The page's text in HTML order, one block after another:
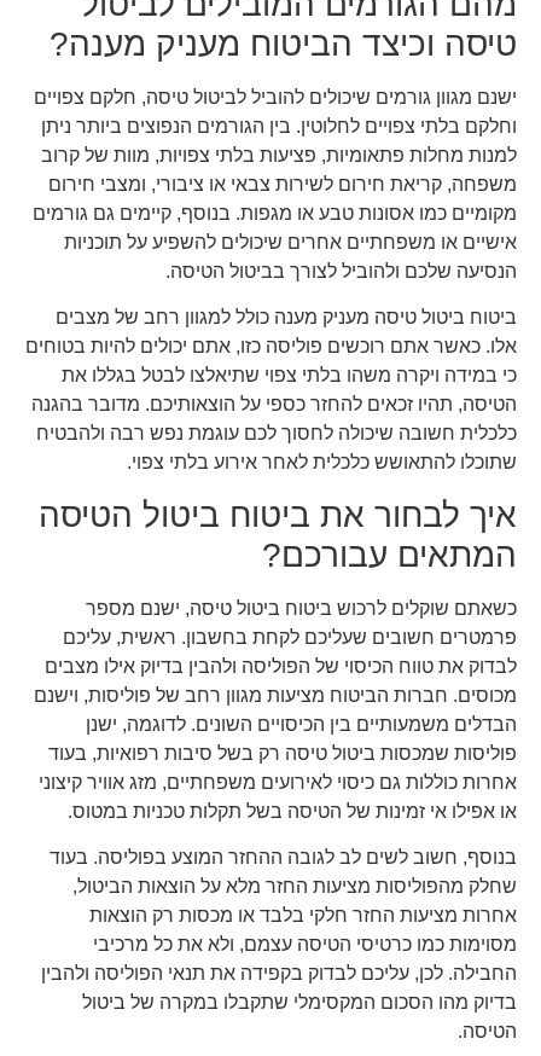
טיסה וכיצד הביטוח מעניק מענה?
ישנם מגוון גורמים שיכולים להוביל לביטול טיסה, חלקם צפויים
וחלקם בלתי צפויים לחלוטין. בין הגורמים הנפוצים ביותר ניתן
למנות מחלות פתאומיות, פציעות בלתי צפויות, מוות של קרוב
משפחה, קריאת חירום לשירות צבאי או ציבורי, ומצבי חירום
מקומיים כמו אסונות טבע או מגפות. בנוסף, קיימים גם גורמים
אישיים או משפחתיים אחרים שיכולים להשפיע על תוכניות
הנסיעה שלכם ולהוביל לצורך בביטול הטיסה.
ביטוח ביטול טיסה מעניק מענה כולל למגוון רחב של מצבים
אלו. כאשר אתם רוכשים פוליסה כזו, אתם יכולים להיות בטוחים
כי במידה ויקרה משהו בלתי צפוי שתיאלצו לבטל בגללו את
הטיסה, תהיו זכאים להחזר כספי על הוצאותיכם. מדובר בהגנה
כלכלית חשובה שיכולה לחסוך לכם עוגמת נפש רבה ולהבטיח
שתוכלו להתאושש כלכלית לאחר אירוע בלתי צפוי.
איך לבחור את ביטוח ביטול הטיסה
המתאים עבורכם?
כשאתם שוקלים לרכוש ביטוח ביטול טיסה, ישנם מספר
פרמטרים חשובים שעליכם לקחת בחשבון. ראשית, עליכם
לבדוק את טווח הכיסוי של הפוליסה ולהבין בדיוק אילו מצבים
מכוסים. חברות הביטוח מציעות מגוון רחב של פוליסות, וישנם
הבדלים משמעותיים בין הכיסויים השונים. לדוגמה, ישנן
פוליסות שמכסות ביטול טיסה רק בשל סיבות רפואיות, בעוד
אחרות כוללות גם כיסוי לאירועים משפחתיים, מזג אוויר קיצוני
או אפילו אי זמינות של הטיסה בשל תקלות טכניות במטוס.
בנוסף, חשוב לשים לב לגובה ההחזר המוצע בפוליסה. בעוד
שחלק מהפוליסות מציעות החזר מלא על הוצאות הביטול,
אחרות מציעות החזר חלקי בלבד או מכסות רק הוצאות
מסוימות כמו כרטיסי הטיסה עצמם, ולא את כל מרכיבי
החבילה. לכן, עליכם לבדוק בקפידה את תנאי הפוליסה ולהבין
בדיוק מהו הסכום המקסימלי שתקבלו במקרה של ביטול
הטיסה.